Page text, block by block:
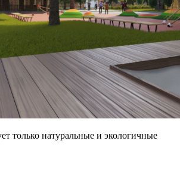
только натуральные и экологичные